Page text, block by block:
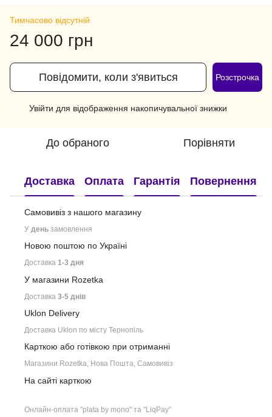
Тимчасово відсутній
24 000 грн
Повідомити, коли з'явиться Розстрочка
Увійти для відображення накопичувальної знижки
До обраного Порівняти
Доставка Оплата Гарантія Повернення
Самовивіз з нашого магазину
У день замовлення
Новою поштою по Україні
Доставка 1-3 дня
У магазини Rozetka
Доставка 3-5 днів
Uklon Delivery
Доставка Uklon по місту Тернопіль
Карткою або готівкою при отриманні
Магазини Rozetka, Нова Пошта, Самовивіз
На сайті карткою
Онлайн-оплата "plata by mono" та "LiqPay"